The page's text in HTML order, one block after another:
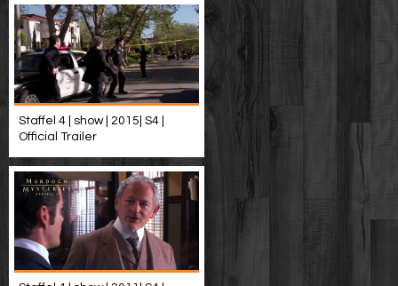
Staffel 4 | show | 2015| S4 |
Official Trailer